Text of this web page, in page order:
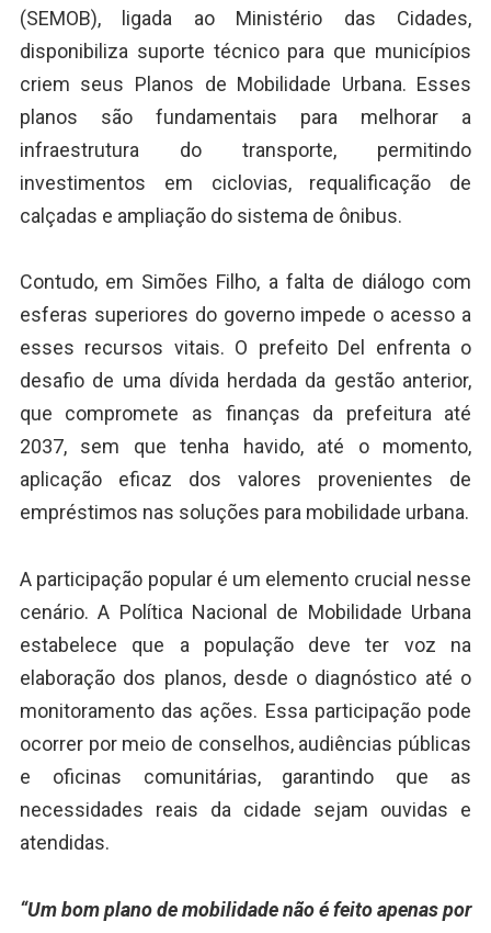
(SEMOB), ligada ao Ministério das Cidades,
disponibiliza suporte técnico para que municípios
criem seus Planos de Mobilidade Urbana. Esses
planos são fundamentais para melhorar a
infraestrutura do transporte, permitindo
investimentos em ciclovias, requalificação de
calçadas e ampliação do sistema de ônibus.
Contudo, em Simões Filho, a falta de diálogo com
esferas superiores do governo impede o acesso a
esses recursos vitais. O prefeito Del enfrenta o
desafio de uma dívida herdada da gestão anterior,
que compromete as finanças da prefeitura até
2037, sem que tenha havido, até o momento,
aplicação eficaz dos valores provenientes de
empréstimos nas soluções para mobilidade urbana.
A participação popular é um elemento crucial nesse
cenário. A Política Nacional de Mobilidade Urbana
estabelece que a população deve ter voz na
elaboração dos planos, desde o diagnóstico até o
monitoramento das ações. Essa participação pode
ocorrer por meio de conselhos, audiências públicas
e oficinas comunitárias, garantindo que as
necessidades reais da cidade sejam ouvidas e
atendidas.
“Um bom plano de mobilidade não é feito apenas por